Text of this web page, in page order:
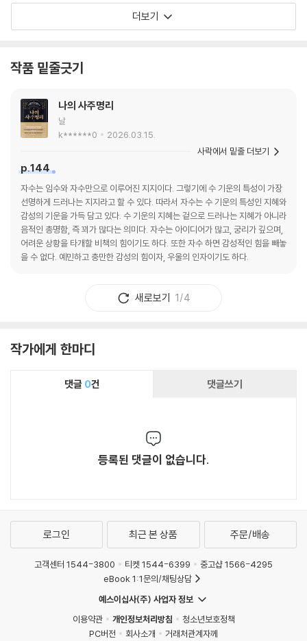
통해 배웠다. 그의 손을 잡고 명리학의 세계로 들
어가보자. 밝고 건강한 빛이 어떻게 어둠을 지워
더보기
작품 밑줄긋기
나의 사주명리
날
k******0
2026.03.15.
p.144
자수는 임수와 자수만으로 이루어진 지지이다. 그렇기에 수 기운의 특성이 가장
선명하게 드러나는 지지라고 할 수 있다. 따라서 자수는 수 기운의 특성인 지혜와
감성의 기운을 가득 담고 있다. 수 기운의 지혜는 겉으로 드러나는 지혜가 아니라
음적인 총명함, 즉 꾀가 많다는 의미다. 자수는 아이디어가 많고, 궁리가 깊으며,
어려운 상황을 타개할 비책의 힘이기도 하다. 또한 자수 하면 감성적인 힘을 빼놓
을 수 없다. 예민하고 충만한 감성의 힘이자, 우울의 인자이기도 하다.
사락에서 밑줄 더보기
새로보기 1/4
작가에게 한마디
댓글 0건 댓글쓰기
등록된 댓글이 없습니다.
로그인 최근 본 상품 주문/배송
고객센터 1544-3800 티켓 1544-6399
중고샵 1566-4295
eBook 1:1문의/채팅상담
예스이십사(주) 사업자 정보
이용약관
개인정보처리방침
청소년보호정책
PC버전
회사소개 거래처관계자께